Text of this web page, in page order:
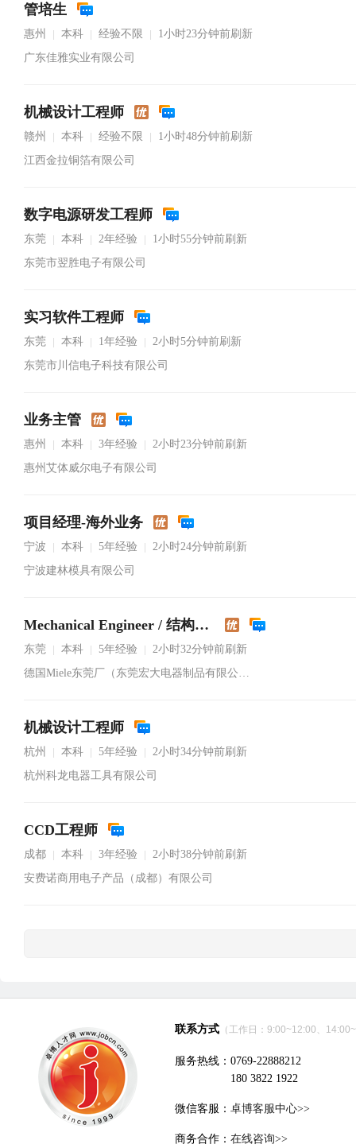
管培生
惠州 本科 经验不限
1小时23分钟前刷新
广东佳雅实业有限公司
机械设计工程师
赣州 本科 经验不限
1小时48分钟前刷新
江西金拉铜箔有限公司
数字电源研发工程师
东莞 本科 2年经验
1小时55分钟前刷新
东莞市翌胜电子有限公司
实习软件工程师
东莞 本科 1年经验
2小时5分钟前刷新
东莞市川信电子科技有限公司
业务主管
惠州 本科 3年经验
2小时23分钟前刷新
惠州艾体威尔电子有限公司
项目经理-海外业务
宁波 本科 5年经验
2小时24分钟前刷新
宁波建林模具有限公司
Mechanical Engineer / 结构工程师
东莞 本科 5年经验
2小时32分钟前刷新
德国Miele东莞厂（东莞宏大电器制品有限公司）
机械设计工程师
杭州 本科 5年经验
2小时34分钟前刷新
杭州科龙电器工具有限公司
CCD工程师
成都 本科 3年经验
2小时38分钟前刷新
安费诺商用电子产品（成都）有限公司
联系方式 （工作日：9:00~12:00、
服务热线：0769-22888212
180 3822 1922
微信客服： 卓博客服中心>>
商务合作： 在线咨询>>